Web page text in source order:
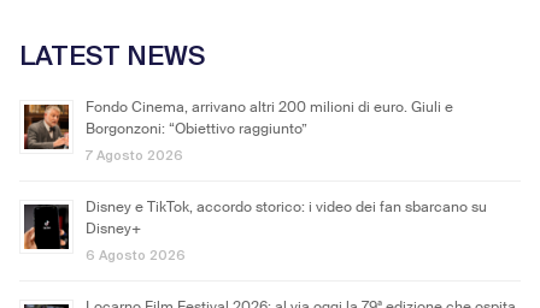
LATEST NEWS
Fondo Cinema, arrivano altri 200 milioni di euro. Giuli e
Borgonzoni: “Obiettivo raggiunto”
7 Agosto 2026
Disney e TikTok, accordo storico: i video dei fan sbarcano su
Disney+
6 Agosto 2026